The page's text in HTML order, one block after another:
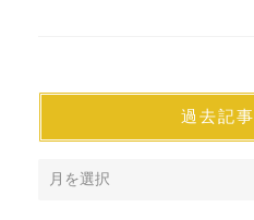
過去記事